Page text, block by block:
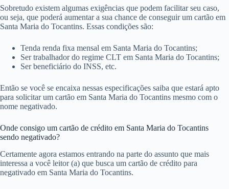
Sobretudo existem algumas exigências que podem facilitar seu caso,
ou seja, que poderá aumentar a sua chance de conseguir um cartão em
Santa Maria do Tocantins. Essas condições são:
Tenda renda fixa mensal em Santa Maria do Tocantins;
Ser trabalhador do regime CLT em Santa Maria do Tocantins;
Ser beneficiário do INSS, etc.
Então se você se encaixa nessas especificações saiba que estará apto
para solicitar um cartão em Santa Maria do Tocantins mesmo com o
nome negativado.
Onde consigo um cartão de crédito em Santa Maria do Tocantins
sendo negativado?
Certamente agora estamos entrando na parte do assunto que mais
interessa a você leitor (a) que busca um cartão de crédito para
negativado em Santa Maria do Tocantins.